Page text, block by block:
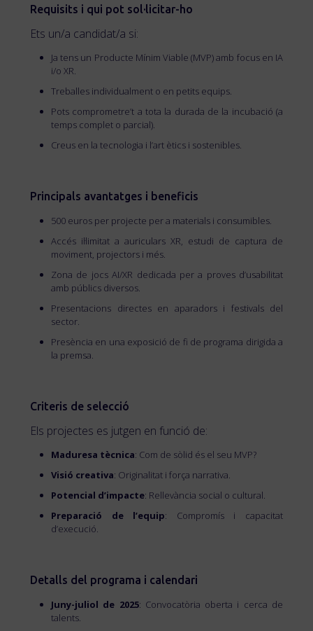
Requisits i qui pot sol·licitar-ho
Ets un/a candidat/a si:
Ja tens un Producte Mínim Viable (MVP) amb focus en IA
i/o XR.
Treballes individualment o en petits equips.
Pots comprometre’t a tota la durada de la incubació (a
temps complet o parcial).
Creus en la tecnologia i l’art ètics i sostenibles.
Principals avantatges i beneficis
500 euros per projecte per a materials i consumibles.
Accés il·limitat a auriculars XR, estudi de captura de
moviment, projectors i més.
Zona de jocs AI/XR dedicada per a proves d’usabilitat
amb públics diversos.
Presentacions directes en aparadors i festivals del
sector.
Presència en una exposició de fi de programa dirigida a
la premsa.
Criteris de selecció
Els projectes es jutgen en funció de:
Maduresa tècnica: Com de sòlid és el seu MVP?
Visió creativa: Originalitat i força narrativa.
Potencial d’impacte: Rellevància social o cultural.
Preparació de l’equip: Compromís i capacitat
d’execució.
Detalls del programa i calendari
Juny-juliol de 2025: Convocatòria oberta i cerca de
talents.